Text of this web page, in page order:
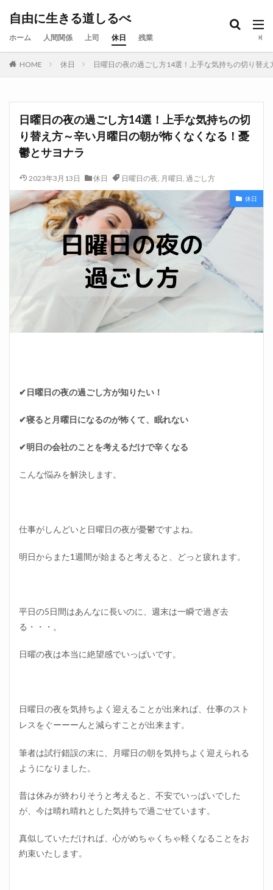
自由に生きる道しるべ
ホーム 人間関係 上司 休日 残業
HOME 休日 日曜日の夜の過ごし方14選！上手な気持ちの切り替
日曜日の夜の過ごし方14選！上手な気持ちの切
り替え方～辛い月曜日の朝が怖くなくなる！憂
鬱とサヨナラ
2023年3月13日 休日 日曜日の夜, 月曜日, 過ごし方
休日
✔日曜日の夜の過ごし方が知りたい！
✔寝ると月曜日になるのが怖くて、眠れない
✔明日の会社のことを考えるだけで辛くなる
こんな悩みを解決します。
仕事がしんどいと日曜日の夜が憂鬱ですよね。
明日からまた1週間が始まると考えると、どっと疲れます。
平日の5日間はあんなに長いのに、週末は一瞬で過ぎ去
る・・・。
日曜の夜は本当に絶望感でいっぱいです。
日曜日の夜を気持ちよく迎えることが出来れば、仕事のスト
レスをぐーーーんと減らすことが出来ます。
筆者は試行錯誤の末に、月曜日の朝を気持ちよく迎えられる
ようになりました。
昔は休みが終わりそうと考えると、不安でいっぱいでした
が、今は晴れ晴れとした気持ちで過ごせています。
真似していただければ、心がめちゃくちゃ軽くなることをお
約束いたします。